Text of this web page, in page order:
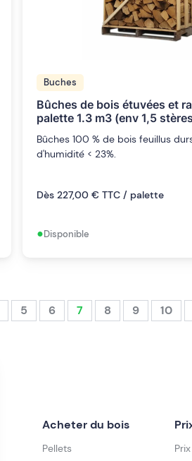
Buches
Bûches de bois étuvées et
palette 1.3 m3 (env 1,5
Bûches 100 % de bois feuillus
d'humidité < 23%.
Dès 227,00 € TTC / palette
•Disponible
5 6 7 8 9 10
Acheter du bois
Pellets